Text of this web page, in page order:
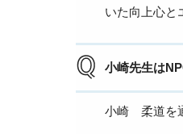
いた向上心と
小崎先生は
小崎 柔道を